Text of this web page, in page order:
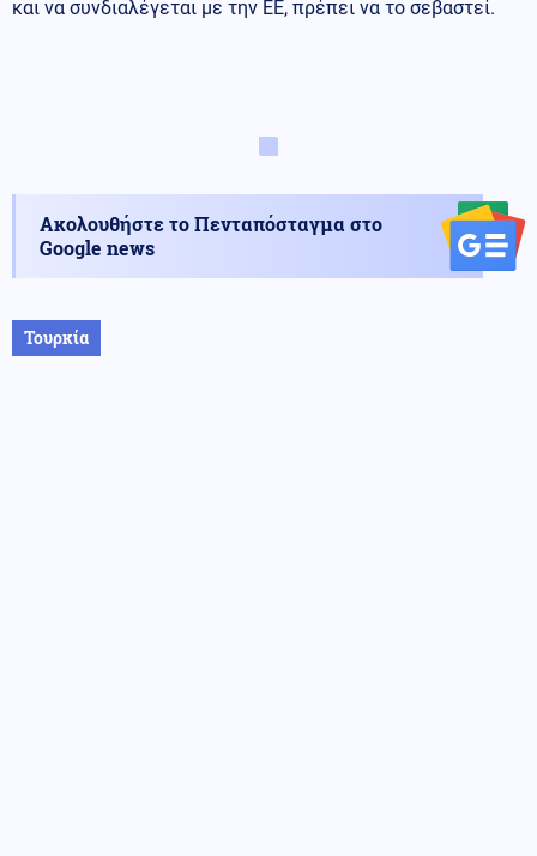
και να συνδιαλέγεται με την ΕΕ, πρέπει να το σεβαστεί.
Ακολουθήστε το Πενταπόσταγμα στο
Google news
Τουρκία